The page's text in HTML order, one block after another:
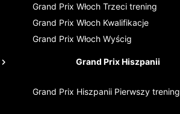
Grand Prix Włoch Trzeci trening
Grand Prix Włoch Kwalifikacje
Grand Prix Włoch Wyścig
Grand Prix Hiszpanii
Grand Prix Hiszpanii Pierwszy trening